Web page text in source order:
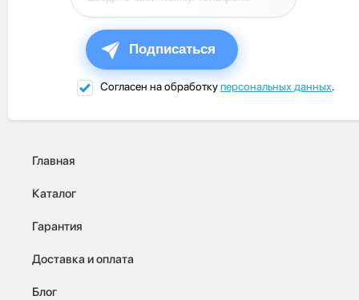
Подписаться
Согласен на обработкуперсональных данных.
Главная
Каталог
Гарантия
Доставка и оплата
Блог